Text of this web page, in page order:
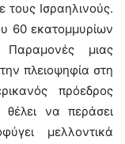
τους Ισραηλινούς.
60 εκατομμυρίων
μιας
πλειοψηφία στη
πρόεδρος
να περάσει
μελλοντικά